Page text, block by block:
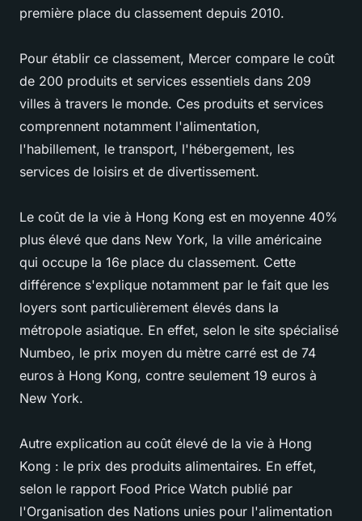
première place du classement depuis 2010.
Pour établir ce classement, Mercer compare le coût
de 200 produits et services essentiels dans 209
villes à travers le monde. Ces produits et services
comprennent notamment l'alimentation,
l'habillement, le transport, l'hébergement, les
services de loisirs et de divertissement.
Le coût de la vie à Hong Kong est en moyenne 40%
plus élevé que dans New York, la ville américaine
qui occupe la 16e place du classement. Cette
différence s'explique notamment par le fait que les
loyers sont particulièrement élevés dans la
métropole asiatique. En effet, selon le site spécialisé
Numbeo, le prix moyen du mètre carré est de 74
euros à Hong Kong, contre seulement 19 euros à
New York.
Autre explication au coût élevé de la vie à Hong
Kong : le prix des produits alimentaires. En effet,
selon le rapport Food Price Watch publié par
l'Organisation des Nations unies pour l'alimentation